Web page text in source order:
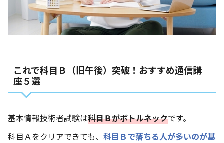
これで科目Ｂ（旧午後）突破！おすすめ通信講
座５選
基本情報技術者試験は科目Ｂがボトルネックです。
科目Ａをクリアできても、 科目Ｂで落ちる人が多いのが基